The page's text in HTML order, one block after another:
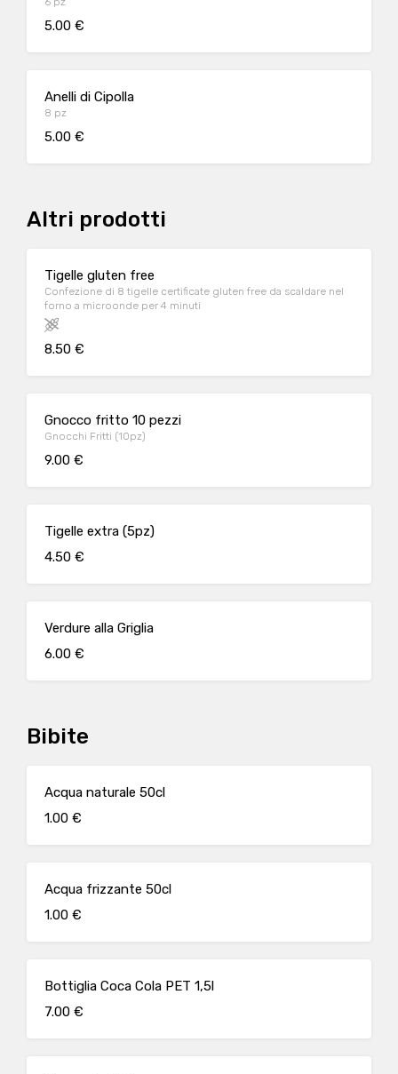
5.00 €
Anelli di Cipolla
8 pz
5.00 €
Altri prodotti
Tigelle gluten free
Confezione di 8 tigelle certificate gluten free da scaldare nel
forno a microonde per 4 minuti
8.50 €
Gnocco fritto 10 pezzi
Gnocchi Fritti (10pz)
9.00 €
Tigelle extra (5pz)
4.50 €
Verdure alla Griglia
6.00 €
Bibite
Acqua naturale 50cl
1.00 €
Acqua frizzante 50cl
1.00 €
Bottiglia Coca Cola PET 1,5l
7.00 €